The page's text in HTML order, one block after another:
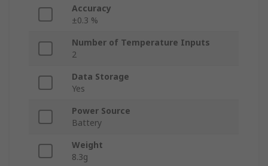
Accuracy
±0.3 %
Number of Temperature Inputs
2
Data Storage
Yes
Power Source
Battery
Weight
8.3g